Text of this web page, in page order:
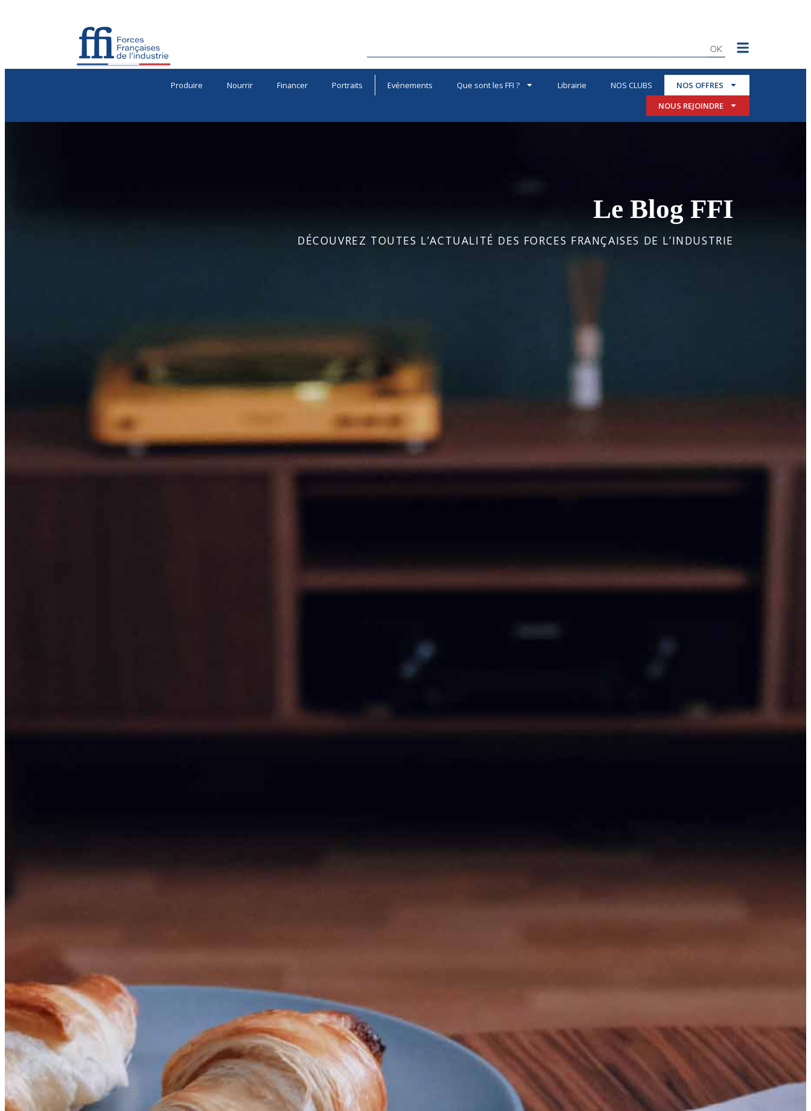
OK
Produire Nourrir Financer Portraits Evénements Que sont les FFI ? Librairie NOS CLUBS
NOS OFFRES
NOUS REJOINDRE
Le Blog FFI
DÉCOUVREZ TOUTES L’ACTUALITÉ DES FORCES FRANÇAISES DE L’INDUSTRIE